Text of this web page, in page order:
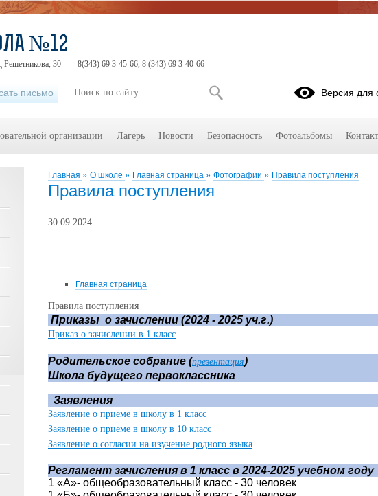
Главная » О школе » Главная страница » Фотографии » Правила поступления
Правила поступления
30.09.2024
Главная страница
Правила поступления
Приказы о зачислении (2024 - 2025 уч.г.)
Приказ о зачислении в 1 класс
Родительское собрание (презентация)
Школа будущего первоклассника
Заявления
Заявление о приеме в школу в 1 класс
Заявление о приеме в школу в 10 класс
Заявление о согласии на изучение родного языка
Регламент зачисления в 1 класс в 2024-2025 учебном году
1 «А»- общеобразовательный класс - 30 человек
№12
Решетникова, 30 8(343) 69 3-45-66, 8 (343) 69 3-40-66
письмо Версия для
организации Лагерь Новости Безопасность Фотоальбомы